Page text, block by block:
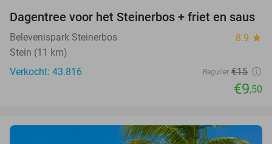
37%
Dagentree voor het Steinerbos + friet en saus
Belevenispark Steinerbos 8.9 star
Stein (11 km)
Verkocht: 43.816
Regulier €15
€9,50